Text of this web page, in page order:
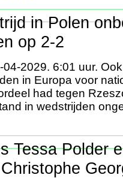
in Polen
op 2-2
04-2029. 6:01 uur.
in Europa voor
had tegen
in wedstrijden
Tessa Polder